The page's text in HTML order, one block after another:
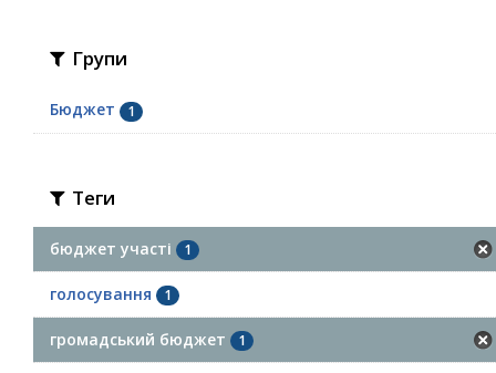
Групи
Бюджет 1
Теги
бюджет участі 1
голосування 1
громадський бюджет 1